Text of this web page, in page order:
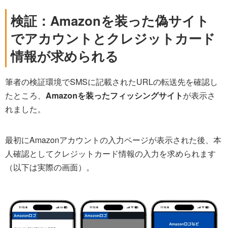
検証：Amazonを装った偽サイト
でアカウントとクレジットカード
情報が求められる
筆者の検証環境でSMSに記載されたURLの転送先を確認し
たところ、 Amazonを装ったフィッシングサイトが表示さ
れました。
最初にAmazonアカウントの入力ページが表示された後、本
人確認としてクレジットカード情報の入力を求められます
（以下は実際の画面）。